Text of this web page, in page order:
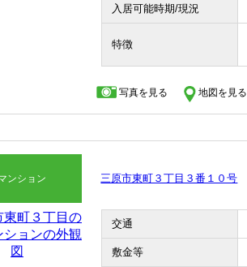
入居可能時期/現況
特徴
写真を見る 地図を見る
ンション 三原市東町３丁目３番１０号
交通
敷金等